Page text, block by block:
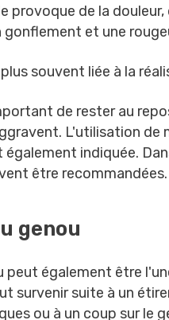
provoque de la
gonflement et une
souvent liée à la
de rester au
L'utilisation
indiquée.
être recommandées.
genou
peut également être
survenir suite à un
ou à un coup sur le